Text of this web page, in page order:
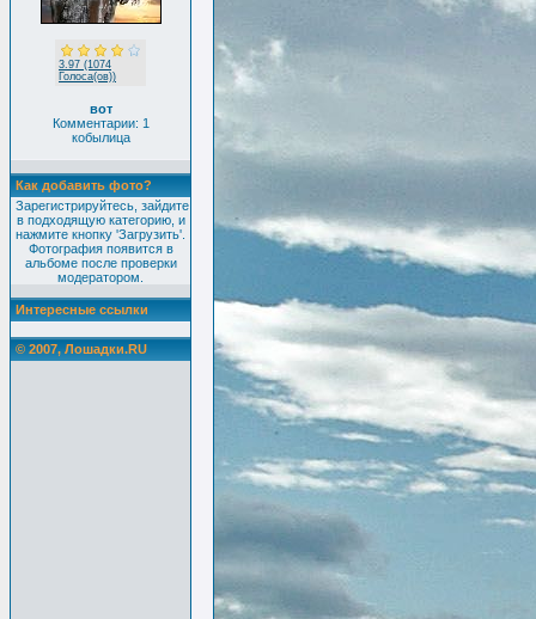
3.97 (1074
Голоса(ов))
вот
Комментарии: 1
кобылица
Как добавить фото?
Зарегистрируйтесь, зайдите
в подходящую категорию, и
нажмите кнопку 'Загрузить'.
Фотография появится в
альбоме после проверки
модератором.
Интересные ссылки
© 2007, Лошадки.RU